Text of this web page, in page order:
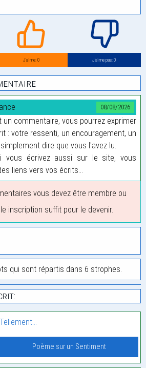
J’aime: 0 J’aime pas: 0
08/08/2026
un commentaire, vous pourrez exprimer
: votre ressenti, un encouragement, un
dire que vous l'avez lu.
vous écrivez aussi sur le site, vous
liens vers vos écrits...
vous devez être membre ou
inscription suffit pour le devenir.
qui sont répartis dans 6 strophes.
Tellement…
Poème sur un Sentiment